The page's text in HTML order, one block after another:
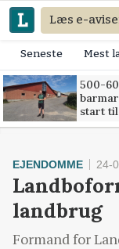
Læs e-
Seneste Mest
500-
start
EJENDOMME 24-
landbrug
Formand for